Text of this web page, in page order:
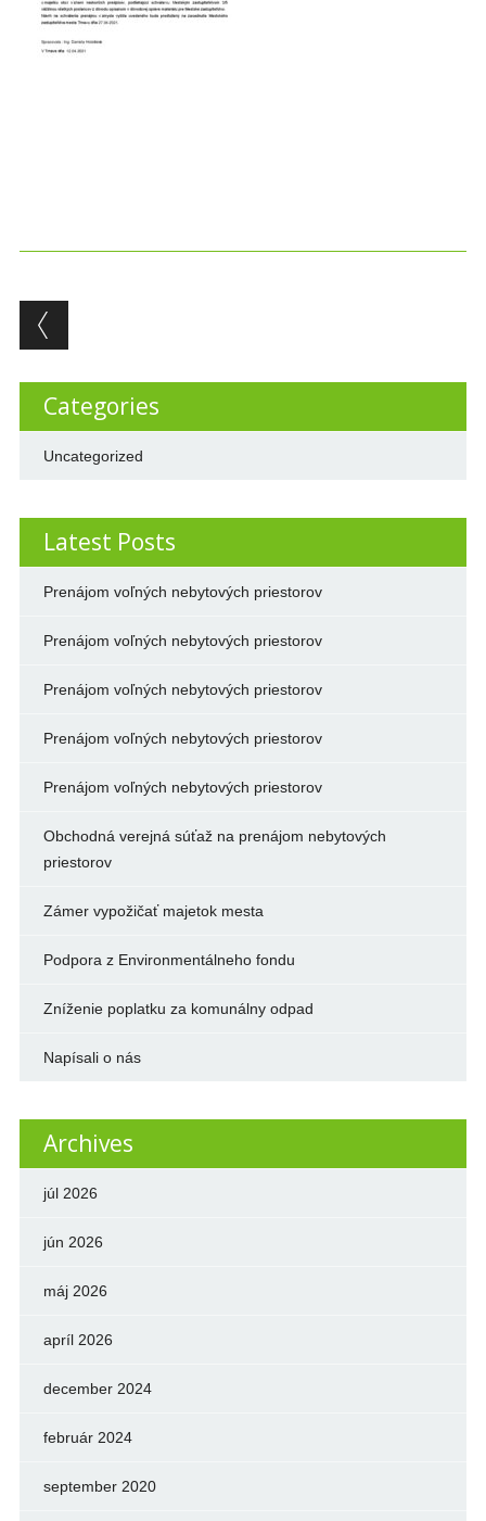
Post navigation
Categories
Uncategorized
Latest Posts
Prenájom voľných nebytových priestorov
Prenájom voľných nebytových priestorov
Prenájom voľných nebytových priestorov
Prenájom voľných nebytových priestorov
Prenájom voľných nebytových priestorov
Obchodná verejná súťaž na prenájom nebytových
priestorov
Zámer vypožičať majetok mesta
Podpora z Environmentálneho fondu
Zníženie poplatku za komunálny odpad
Napísali o nás
Archives
júl 2026
jún 2026
máj 2026
apríl 2026
december 2024
február 2024
september 2020